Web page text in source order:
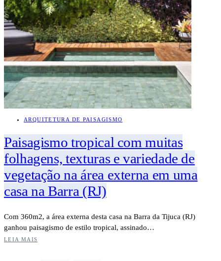
ARQUITETURA DE PAISAGISMO
Paisagismo tropical com muitas
folhagens, texturas e variedade de
vegetação na área externa em uma
casa na Barra (RJ)
Com 360m2, a área externa desta casa na Barra da Tijuca (RJ)
ganhou paisagismo de estilo tropical, assinado…
LEIA MAIS